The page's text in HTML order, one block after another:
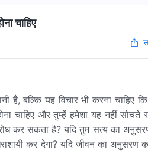
चाहिए
बल्कि यह विचार भी करना चाहिए
और तुम्हें हमेशा यह नहीं सोचते
कर सकता है? यदि तुम सत्य का
कर देगा? यदि जीवन का अनुसरण